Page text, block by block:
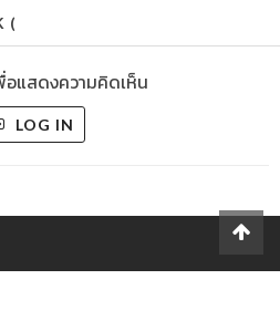
(
อแสดงความคิดเห็น
LOG IN